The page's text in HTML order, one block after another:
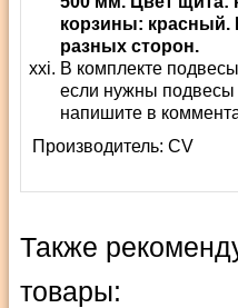
корзины: красный.
разных сторон.
В комплекте
если нужны
напишите в
Производитель: СV
Также
товары: